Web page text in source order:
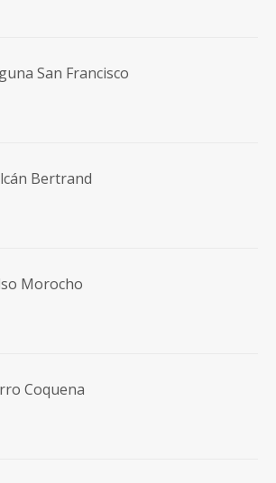
San Francisco
Bertrand
Morocho
Coquena